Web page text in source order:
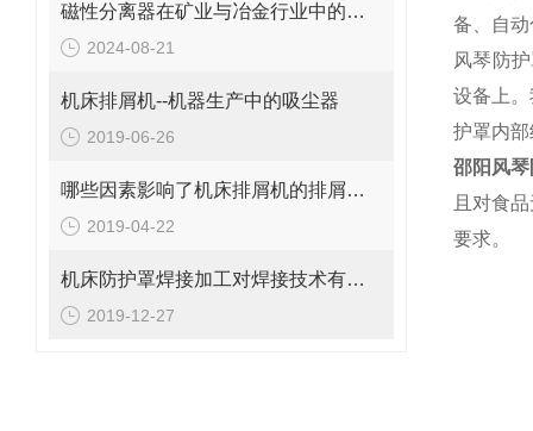
磁性分离器在矿业与冶金行业中的关键作用
2024-08-21
机床排屑机--机器生产中的吸尘器
2019-06-26
哪些因素影响了机床排屑机的排屑量？
2019-04-22
机床防护罩焊接加工对焊接技术有哪些要求
2019-12-27
备、自
风琴防
设备上
护罩内
邵阳风
且对食
要求。